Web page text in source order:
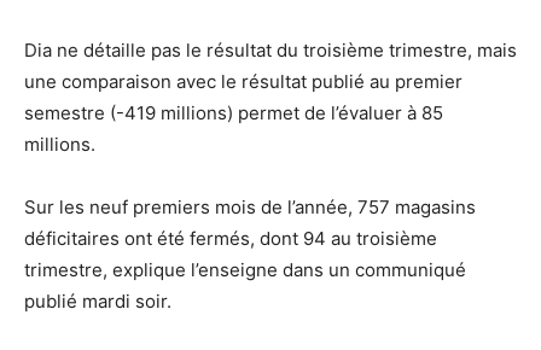
Dia ne détaille pas le résultat du troisième trimestre, mais
une comparaison avec le résultat publié au premier
semestre (-419 millions) permet de l’évaluer à 85
millions.
Sur les neuf premiers mois de l’année, 757 magasins
déficitaires ont été fermés, dont 94 au troisième
trimestre, explique l’enseigne dans un communiqué
publié mardi soir.